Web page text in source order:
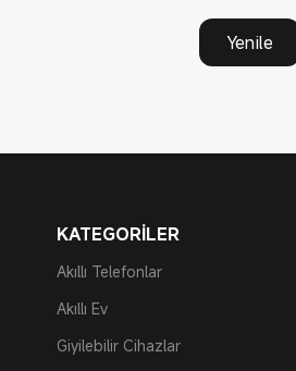
Yenile
KATEGORİLER
Akıllı Telefonlar
Akıllı Ev
Giyilebilir Cihazlar